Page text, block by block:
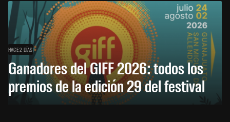
HACE 2 DÍAS
Ganadores del GIFF 2026: todos los
premios de la edición 29 del festival